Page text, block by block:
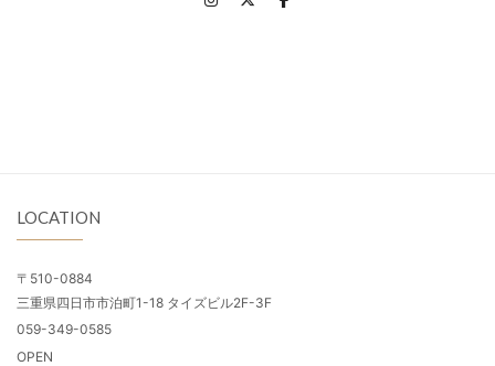
LOCATION
〒510-0884
三重県四日市市泊町1-18 タイズビル2F-3F
059-349-0585
OPEN